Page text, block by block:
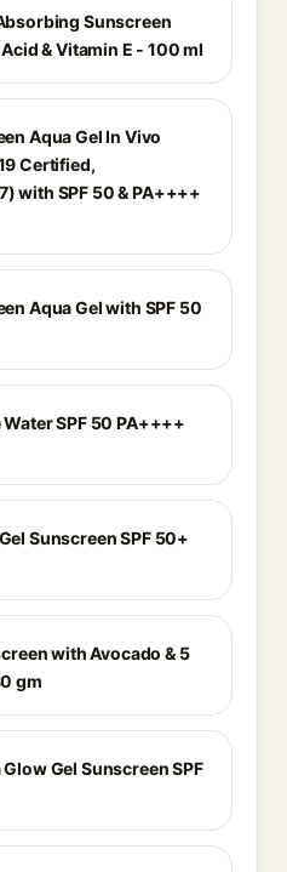
Sunscreen
& Vitamin E - 100 ml
Aqua Gel In Vivo
Certified,
with SPF 50 & PA++++
Aqua Gel with SPF 50
SPF 50 PA++++
Sunscreen SPF 50+
with Avocado & 5
gm
Gel Sunscreen SPF